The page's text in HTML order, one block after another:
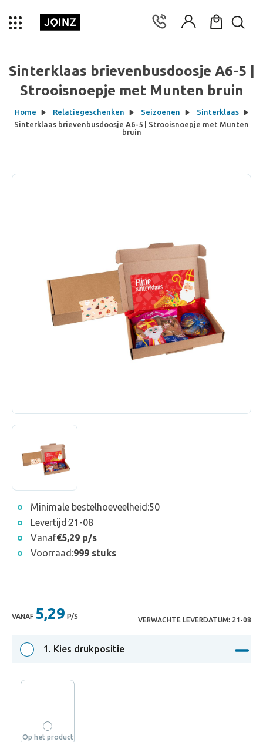
Sinterklaas brievenbusdoosje A6-5 |
Strooisnoepje met Munten bruin
Home Relatiegeschenken Seizoenen
Sinterklaas
Sinterklaas brievenbusdoosje A6-5 | Strooisnoepje met Munten
bruin
Minimale bestelhoeveelheid:50
Levertijd:21-08
Vanaf€5,29 p/s
Voorraad:999 stuks
VANAF 5,29 P/S VERWACHTE LEVERDATUM: 21-08
1 . Kies drukpositie
Op het product